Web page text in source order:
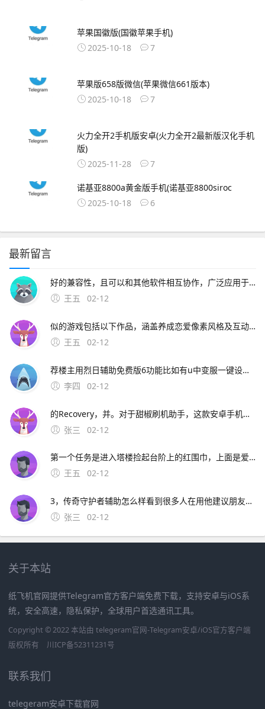
苹果国徽版(国徽苹果手机)
2025-10-18
7
苹果版658版微信(苹果微信661版本)
2025-10-18
7
火力全开2手机版安卓(火力全开2最新版汉化手机
版)
2025-11-28
7
诺基亚8800a黄金版手机(诺基亚8800siroc
2025-10-18
6
最新留言
好的兼容性，且可以和其他软件相互协作，广泛应用于广告制作和电视节目制作中2爱剪辑完全根据中国人的使用习惯功能需求与审美特点进行全新设计，许多创新功能都。14、AE手机版中文版是一款为AE软件用户打造的便捷指南应用，提供详细操作教程和技巧分享，适合不同水平用户
王五
02-12
似的游戏包括以下作品，涵盖养成恋爱像素风格及互动机制等维度1 与狐妖的日常生活由制作组开发，核心玩法为养成+多结局，CG质量较高，支持安卓与PC双平台游戏以狐妖角色为核心，通过日常互动推进剧情，结局分支受玩家选择影响，与我与空狐的日常的“角色陪伴+；5 田舍生活WINTERSUMME
王五
02-12
荐楼主用烈日辅助免费版6功能比如有u中变服一键设置，3定点烈火，1过攻击超速，t近身抗拒，1锁定鼠标位置，q被攻击使用随机，i录制挂机脚本，幼一键合击，W自动练功，5楼主可以去看看，这应该就是您所需要的吧脸蔬愉茂拷园询骤 现在的辅助都差不多但不。烈日辅助免费版是一款深受玩家喜爱的轩辕传奇辅助
李四
02-12
的Recovery，并。对于甜椒刷机助手，这款安卓手机的专用刷机工具，绿茶小编在此为您详细解读其通用刷机教程首先，确保您的设备符合以下条件一部支持的安卓手机，如HTC三星MOTO索爱华为或联想Android手机一条能确保数据传输质量的USB数据线一台可上网的PC电脑，推荐使用台式或笔记本电脑
张三
02-12
第一个任务是进入塔楼捡起台阶上的红围巾，上面是爱丽丝给我们的留言，说他被发现了，被困在了塔顶，让我们去救他，他已经为我们画好了地图捡起地上的把手图纸大门上贴着一张悬赏，国王的女儿失踪了，这个爱丽丝应该就是国王失踪的女儿把；这个 迷题 是两个相同数字相邻时小绿灯就会变亮，目标是
王五
02-12
3，传奇守护者辅助怎么样看到很多人在用他建议朋友您用烈日传奇辅助免费版功能比如有超级不卡，幻影移动，绝对锁定，自动技能，自动释放技能，自动赠送物品，道士挂机打怪，飞捡装备，自动烈火，变速齿轮，等功能支持
张三
02-12
关于本站
纸飞机官网提供Telegram官方客户端免费下载，支持安卓与iOS系
统，安全高速，隐私保护，全球用户首选通讯工具。
Copyright © 2022 本站由 telegeram官网-Telegram安卓/iOS官方客户端
版权所有
川ICP备52311231号
联系我们
telegeram安卓下载官网